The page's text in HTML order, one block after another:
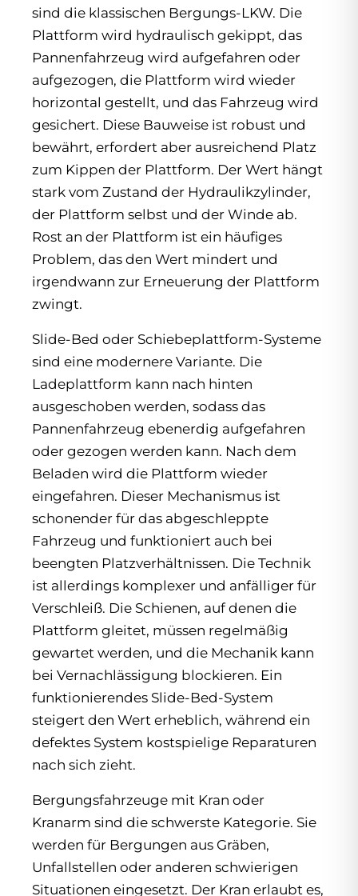
sind die klassischen Bergungs-LKW. Die
Plattform wird hydraulisch gekippt, das
Pannenfahrzeug wird aufgefahren oder
aufgezogen, die Plattform wird wieder
horizontal gestellt, und das Fahrzeug wird
gesichert. Diese Bauweise ist robust und
bewährt, erfordert aber ausreichend Platz
zum Kippen der Plattform. Der Wert hängt
stark vom Zustand der Hydraulikzylinder,
der Plattform selbst und der Winde ab.
Rost an der Plattform ist ein häufiges
Problem, das den Wert mindert und
irgendwann zur Erneuerung der Plattform
zwingt.
Slide-Bed oder Schiebeplattform-Systeme
sind eine modernere Variante. Die
Ladeplattform kann nach hinten
ausgeschoben werden, sodass das
Pannenfahrzeug ebenerdig aufgefahren
oder gezogen werden kann. Nach dem
Beladen wird die Plattform wieder
eingefahren. Dieser Mechanismus ist
schonender für das abgeschleppte
Fahrzeug und funktioniert auch bei
beengten Platzverhältnissen. Die Technik
ist allerdings komplexer und anfälliger für
Verschleiß. Die Schienen, auf denen die
Plattform gleitet, müssen regelmäßig
gewartet werden, und die Mechanik kann
bei Vernachlässigung blockieren. Ein
funktionierendes Slide-Bed-System
steigert den Wert erheblich, während ein
defektes System kostspielige Reparaturen
nach sich zieht.
Bergungsfahrzeuge mit Kran oder
Kranarm sind die schwerste Kategorie. Sie
werden für Bergungen aus Gräben,
Unfallstellen oder anderen schwierigen
Situationen eingesetzt. Der Kran erlaubt es,